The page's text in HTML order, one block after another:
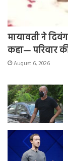
मायावती ने
कहा— परिवार
August 6, 2026